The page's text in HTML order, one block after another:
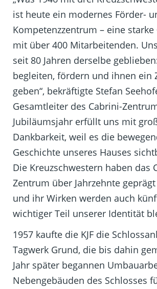
ist heute ein modernes Förder-
Kompetenzzentrum – eine
mit über 400 Mitarbeitenden.
seit 80 Jahren derselbe
begleiten, fördern und ihnen ein
geben“, bekräftigte Stefan
Gesamtleiter des Cabrini-
Jubiläumsjahr erfüllt uns mit
Dankbarkeit, weil es die
Geschichte unseres Hauses
Die Kreuzschwestern haben das
Zentrum über Jahrzehnte
und ihr Wirken werden auch
wichtiger Teil unserer Identität
1957 kaufte die KJF die
Tagwerk Grund, die bis dahin
Jahr später begannen
Nebengebäuden des Schlosses